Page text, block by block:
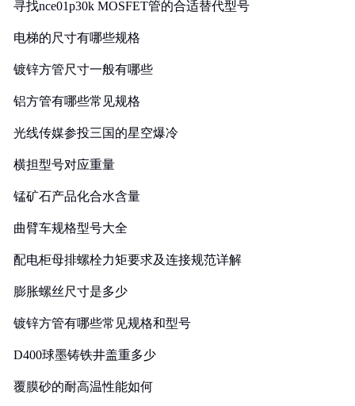
寻找nce01p30k MOSFET管的合适替代型号
电梯的尺寸有哪些规格
镀锌方管尺寸一般有哪些
铝方管有哪些常见规格
光线传媒参投三国的星空爆冷
横担型号对应重量
锰矿石产品化合水含量
曲臂车规格型号大全
配电柜母排螺栓力矩要求及连接规范详解
膨胀螺丝尺寸是多少
镀锌方管有哪些常见规格和型号
D400球墨铸铁井盖重多少
覆膜砂的耐高温性能如何